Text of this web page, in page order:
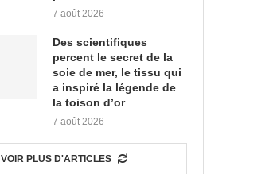
7 août 2026
Des scientifiques
percent le secret de la
soie de mer, le tissu qui
a inspiré la légende de
la toison d’or
7 août 2026
VOIR PLUS D'ARTICLES